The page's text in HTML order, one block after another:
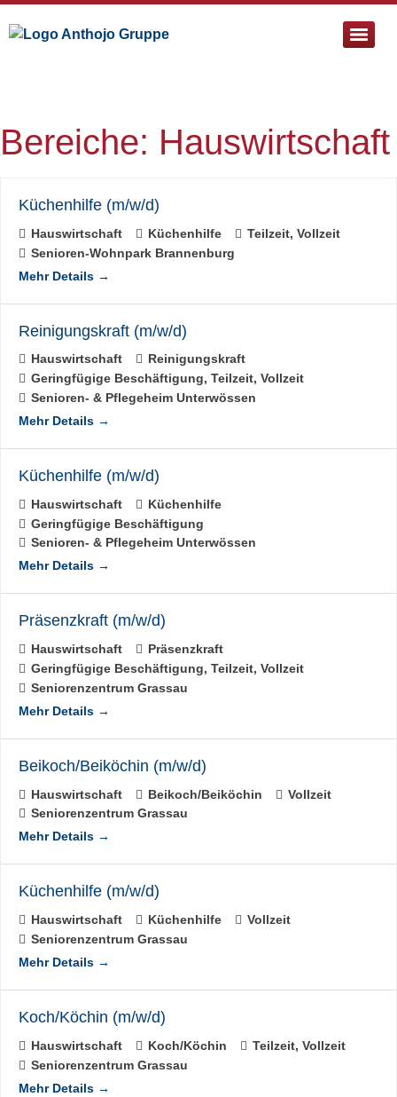
Bereiche: Hauswirtschaft
Küchenhilfe (m/w/d)
Hauswirtschaft Küchenhilfe Teilzeit Vollzeit
Senioren-Wohnpark Brannenburg
Mehr Details
Reinigungskraft (m/w/d)
Hauswirtschaft
Reinigungskraft
Geringfügige Beschäftigung Teilzeit Vollzeit
Senioren- & Pflegeheim Unterwössen
Mehr Details
Küchenhilfe (m/w/d)
Hauswirtschaft
Küchenhilfe
Geringfügige Beschäftigung
Senioren- & Pflegeheim Unterwössen
Mehr Details
Präsenzkraft (m/w/d)
Hauswirtschaft
Präsenzkraft
Geringfügige Beschäftigung Teilzeit Vollzeit
Seniorenzentrum Grassau
Mehr Details
Beikoch/Beiköchin (m/w/d)
Hauswirtschaft Beikoch/Beiköchin
Vollzeit
Seniorenzentrum Grassau
Mehr Details
Küchenhilfe (m/w/d)
Hauswirtschaft Küchenhilfe
Vollzeit
Seniorenzentrum Grassau
Mehr Details
Koch/Köchin (m/w/d)
Hauswirtschaft Koch/Köchin Teilzeit Vollzeit
Seniorenzentrum Grassau
Mehr Details